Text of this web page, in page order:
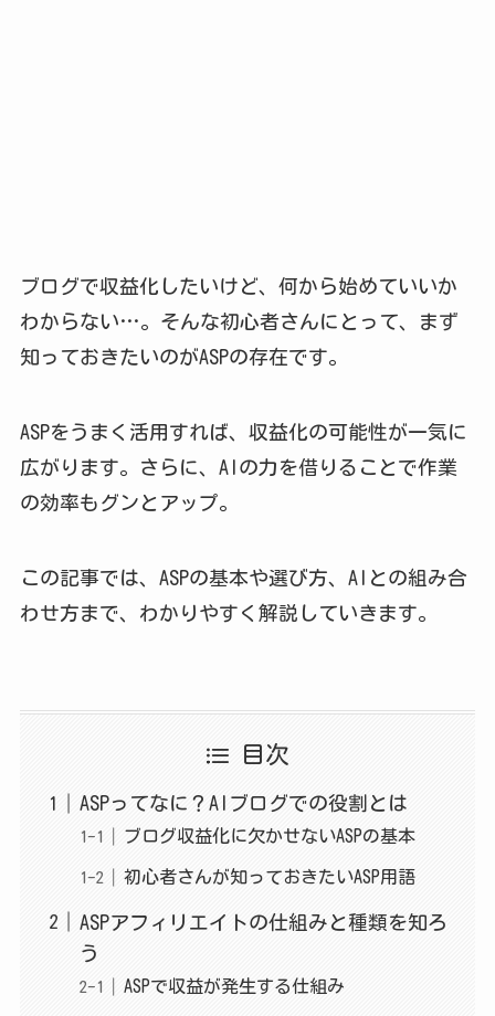
ブログで収益化したいけど、何から始めていいか
わからない…。そんな初心者さんにとって、まず
知っておきたいのがASPの存在です。
ASPをうまく活用すれば、収益化の可能性が一気に
広がります。さらに、AIの力を借りることで作業
の効率もグンとアップ。
この記事では、ASPの基本や選び方、AIとの組み合
わせ方まで、わかりやすく解説していきます。
目次
ASPってなに？AIブログでの役割とは
ブログ収益化に欠かせないASPの基本
初心者さんが知っておきたいASP用語
ASPアフィリエイトの仕組みと種類を知ろ
う
ASPで収益が発生する仕組み